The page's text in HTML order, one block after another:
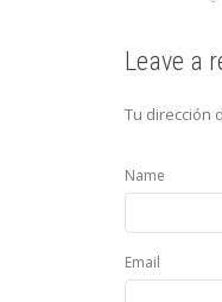
Leave a
Tu dirección
Name
Email